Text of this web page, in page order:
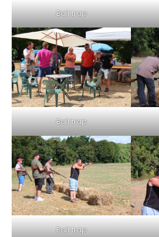
Ball trap
Ball trap
Ball trap